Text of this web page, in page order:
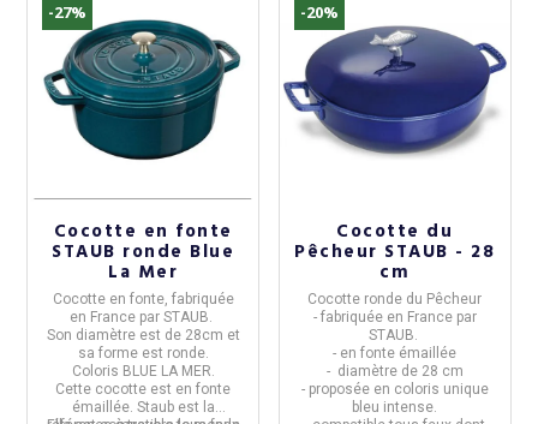
-27%
Cocotte en fonte
STAUB ronde Blue
La Mer
Cocotte en fonte, fabriquée
en France parSTAUB
Son diamètre est de 28cm et
sa forme est ronde.
Coloris BLUE LA MER.
Cette cocotte est enfonte
émaillée. Staub est la
-20%
Cocotte du
Pêcheur STAUB - 28
cm
Cocotte ronde du Pêcheur
- fabriquée en France par
STAUB.
- enfonte émaillée
- diamètre de 28 cm
- proposée en coloris unique
bleu intense